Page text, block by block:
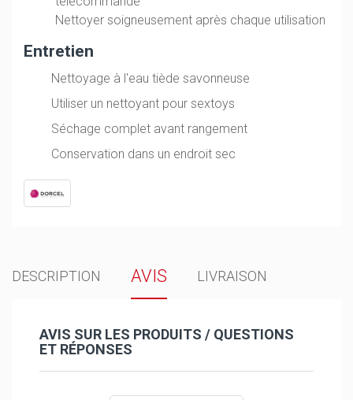
Nettoyer soigneusement après chaque utilisation
Entretien
Nettoyage à l'eau tiède savonneuse
Utiliser un nettoyant pour sextoys
Séchage complet avant rangement
Conservation dans un endroit sec
DESCRIPTION AVIS LIVRAISON
AVIS SUR LES PRODUITS / QUESTIONS
ET RÉPONSES